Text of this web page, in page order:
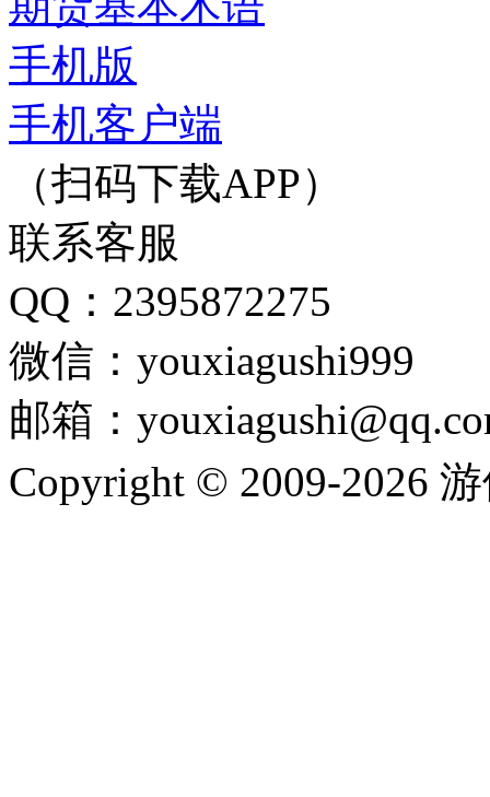
手机版
手机客户端
（扫码下载APP）
联系客服
QQ：2395872275
微信：youxiagushi999
邮箱：
Copyright © 2009-2026